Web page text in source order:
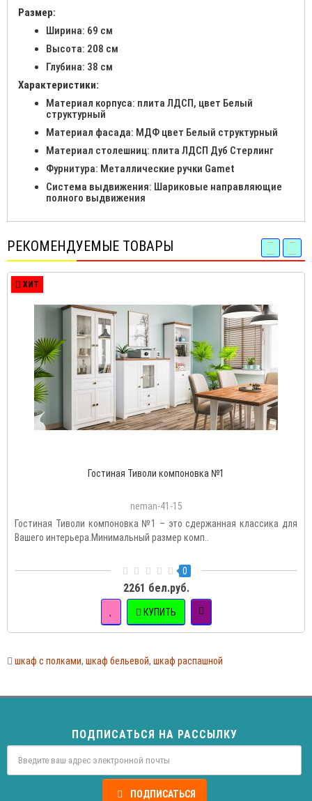
Размер:
Ширина: 69 см
Высота: 208 см
Глубина: 38 см
Характеристики:
Материал корпуса: плита ЛДСП, цвет Белый
структурный
Материал фасада: МДФ цвет Белый структурный
Материал столешниц: плита ЛДСП Дуб Стерлинг
Фурнитура: Металлические ручки Gamet
Система выдвижения: Шариковые направляющие
полного выдвижения
РЕКОМЕНДУЕМЫЕ ТОВАРЫ
ХИТ
Гостиная Тиволи компоновка №1
neman-41-15
Гостиная Тиволи компоновка №1 – это сдержанная классика для
Вашего интерьера.Минимальный размер комп..
0
2261 бел.руб.
КУПИТЬ
шкаф с полками, шкаф бельевой, шкаф распашной
ПОДПИСАТЬСЯ НА РАССЫЛКУ
ПОДПИСАТЬСЯ